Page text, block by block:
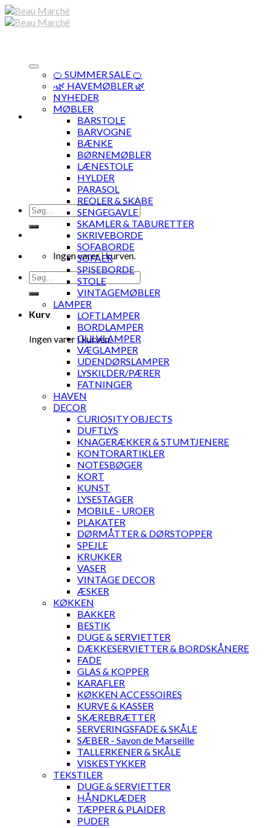
Skip
to
Søg
efter:
Ingen varer i kurven.
Søg
efter:
Kurv
Ingen varer i kurven.
🍊 SUMMER SALE 🍊
·🌿 HAVEMØBLER 🌿
NYHEDER
MØBLER
BARSTOLE
BARVOGNE
BÆNKE
BØRNEMØBLER
LÆNESTOLE
HYLDER
PARASOL
REOLER & SKABE
SENGEGAVLE
SKAMLER & TABURETTER
SKRIVEBORDE
SOFABORDE
SOFAER
SPISEBORDE
STOLE
VINTAGEMØBLER
LAMPER
LOFTLAMPER
BORDLAMPER
GULVLAMPER
VÆGLAMPER
UDENDØRSLAMPER
LYSKILDER/PÆRER
FATNINGER
HAVEN
DECOR
CURIOSITY OBJECTS
DUFTLYS
KNAGERÆKKER & STUMTJENERE
KONTORARTIKLER
NOTESBØGER
KORT
KUNST
LYSESTAGER
MOBILE - UROER
PLAKATER
DØRMÅTTER & DØRSTOPPER
SPEJLE
KRUKKER
VASER
VINTAGE DECOR
ÆSKER
KØKKEN
BAKKER
BESTIK
DUGE & SERVIETTER
DÆKKESERVIETTER & BORDSKÅNERE
FADE
GLAS & KOPPER
KARAFLER
KØKKEN ACCESSOIRES
KURVE & KASSER
SKÆREBRÆTTER
SERVERINGSFADE & SKÅLE
SÆBER - Savon de Marseille
TALLERKENER & SKÅLE
VISKESTYKKER
TEKSTILER
DUGE & SERVIETTER
HÅNDKLÆDER
TÆPPER & PLAIDER
PUDER